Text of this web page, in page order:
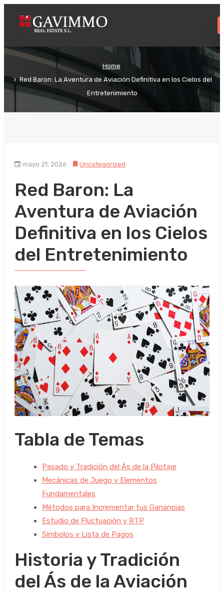
Home
Red Baron: La Aventura de Aviación Definitiva en los Cielos del
Entretenimiento
mayo 21, 2026 Uncategorized
Red Baron: La
Aventura de Aviación
Definitiva en los Cielos
del Entretenimiento
Tabla de Temas
Pasado y Tradición del Ás de la Pilotaje
Mecánicas de Juego y Elementos
Fundamentales
Métodos para Incrementar tus Ganancias
Estudio de Fluctuación y RTP
Símbolos y Lista de Pagos
Historia y Tradición
del Ás de la Aviación